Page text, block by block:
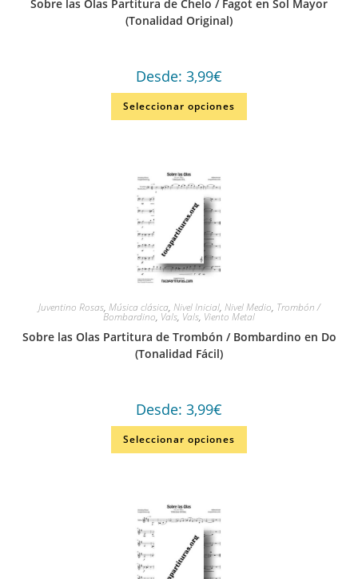
Sobre las Olas Partitura de Chelo / Fagot en Sol Mayor
(Tonalidad Original)
Desde: 3,99€
Seleccionar opciones
Juventino Rosas, Música clásica, Nivel Inicial, Nivel Medio, Trombón /
Bombardino, Vals, Vals, Viento Metal
Sobre las Olas Partitura de Trombón / Bombardino en Do
(Tonalidad Fácil)
Desde: 3,99€
Seleccionar opciones